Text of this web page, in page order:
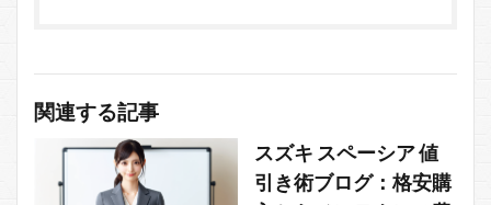
関連する記事
スズキ スペーシア 値
引き術ブログ：格安購